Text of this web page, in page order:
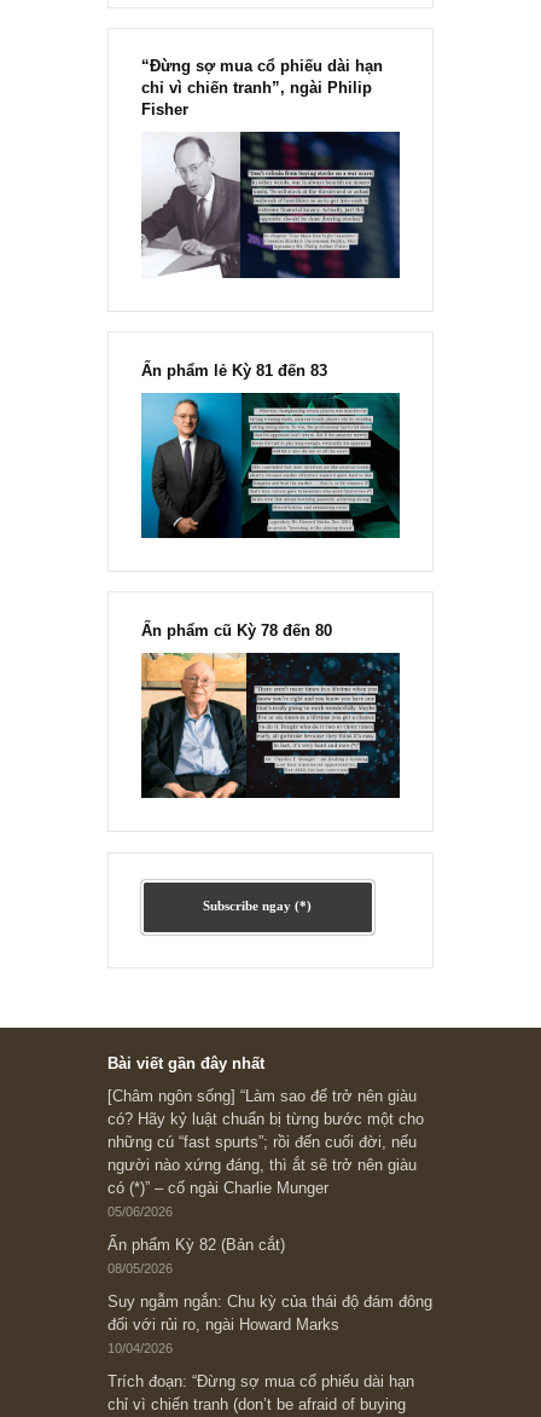
“Đừng sợ mua cổ phiếu dài hạn
chỉ vì chiến tranh”, ngài Philip
Fisher
Ấn phẩm cũ Kỳ 78 đến 80